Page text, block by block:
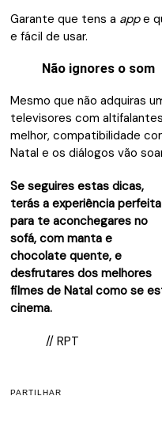
Garante que tens a appe
e fácil de usar.
Não ignores o som
Mesmo que não adquiras
televisores com
melhor, compatibilidade
Natal e os diálogos vão
Se seguires estas dicas,
terás a experiência perfeita
para te aconchegares no
sofá, com manta e
chocolate quente, e
desfrutares dos melhores
filmes de Natal como se
cinema.
// RPT
PARTILHAR